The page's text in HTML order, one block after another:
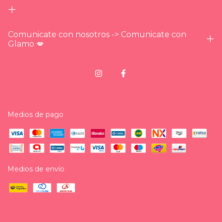
Comunicate con nosotros -> Comunicate con
Glamo 💋
Medios de pago
Medios de envío